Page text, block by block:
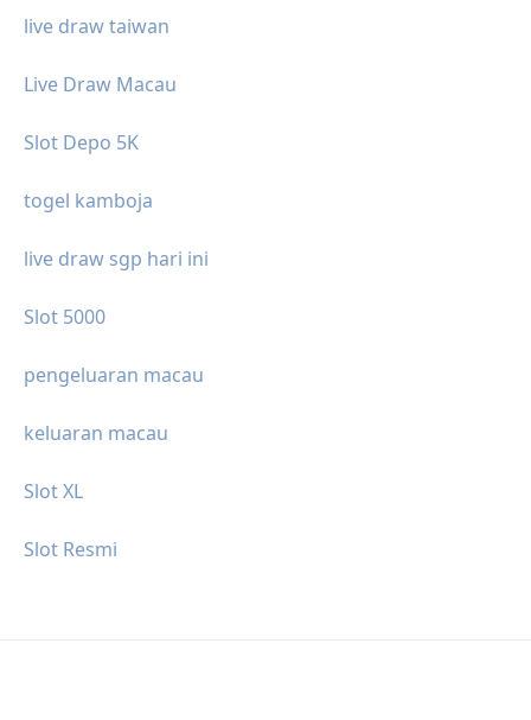
live draw taiwan
Live Draw Macau
Slot Depo 5K
togel kamboja
live draw sgp hari ini
Slot 5000
pengeluaran macau
keluaran macau
Slot XL
Slot Resmi